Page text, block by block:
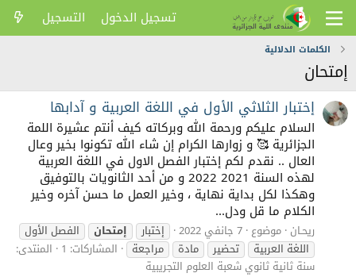
تسجيل الدخول التسجيل
الكلمات الدلالية
إمتحان
إختبار الثلاثي الأول في اللغة العربية و آدابها
السلام عليكم ورحمة الله وبركاته كيف أنتم عشيرة اللمة
الجزائرية 🥰 و زوارها الكرام إن شاء الله تكونوا بخير وعال
العال .. نقدم لكم إختبار الفصل الاول في اللغة العربية
لهذه السنة 2021 2022 و من أحد الثانويات بالتوفيق
وهكذا لكل بداية نهاية ، وخير العمل ما حسن آخره وخير
الكلام ما قل ودل...
ريحـان موضوع 7 جانفي 2022 إختبار إمتحان
الفصل الأول
اللغة العربية
تحضير مادة مراجعة المشاركات: 1
المنتدى:
سنة ثانية ثانوي شعبة العلوم التجريبية